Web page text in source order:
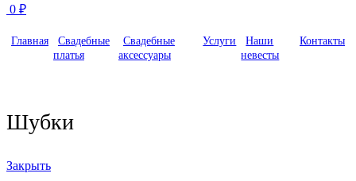
0 ₽
Главная
Свадебные
платья
Свадебные
аксессуары
Услуги
Наши
невесты
Контакты
Шубки
Закрыть